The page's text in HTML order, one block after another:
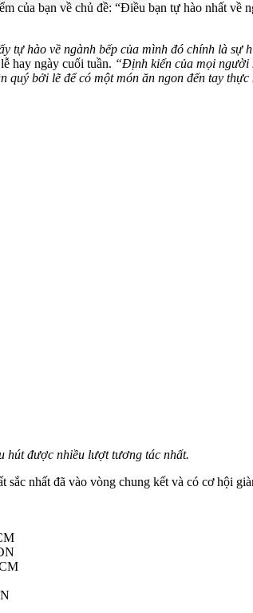
của bạn về chủ đề: “Điều bạn tự hào nhất về
tự hào về ngành bếp của mình đó chính là sự
hay ngày cuối tuần. “Định kiến của mọi người
bởi lẽ để có một món ăn ngon đến tay
hút được nhiều lượt tương tác nhất.
nhất đã vào vòng chung kết và có cơ hội